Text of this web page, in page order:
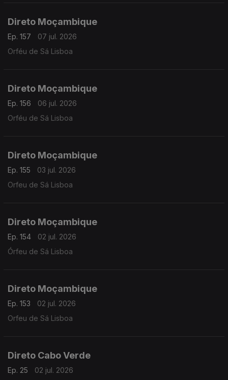
Direto Moçambique
Ep. 157
07 jul. 2026
Orféu de Sá Lisboa
Direto Moçambique
Ep. 156
06 jul. 2026
Orféu de Sá Lisboa
Direto Moçambique
Ep. 155
03 jul. 2026
Orfeu de Sá Lisboa
Direto Moçambique
Ep. 154
02 jul. 2026
Órfeu de Sá Lisboa
Direto Moçambique
Ep. 153
02 jul. 2026
Orfeu de Sá Lisboa
Direto Cabo Verde
Ep. 25
02 jul. 2026